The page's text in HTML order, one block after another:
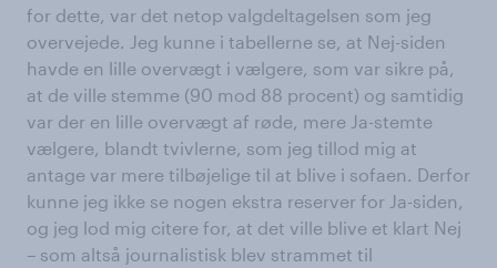
for dette, var det netop valgdeltagelsen som jeg
overvejede. Jeg kunne i tabellerne se, at Nej-siden
havde en lille overvægt i vælgere, som var sikre på,
at de ville stemme (90 mod 88 procent) og samtidig
var der en lille overvægt af røde, mere Ja-stemte
vælgere, blandt tvivlerne, som jeg tillod mig at
antage var mere tilbøjelige til at blive i sofaen. Derfor
kunne jeg ikke se nogen ekstra reserver for Ja-siden,
og jeg lod mig citere for, at det ville blive et klart Nej
– som altså journalistisk blev strammet til